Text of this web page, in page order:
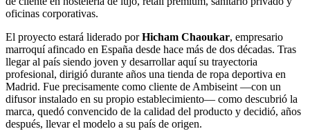
oficinas corporativas.
El proyecto estará liderado porHicham Chaoukar, empresario
marroquí afincado en España desde hace más de dos décadas. Tras
llegar al país siendo joven y desarrollar aquí su trayectoria
profesional, dirigió durante años una tienda de ropa deportiva en
Madrid. Fue precisamente como cliente de Ambiseint —con un
difusor instalado en su propio establecimiento— como descubrió la
marca, quedó convencido de la calidad del producto y decidió, años
después, llevar el modelo a su país de origen.